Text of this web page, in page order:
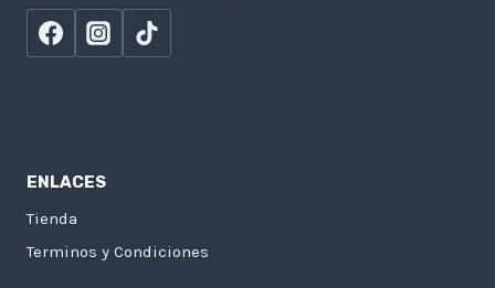
ENLACES
Tienda
Terminos y Condiciones